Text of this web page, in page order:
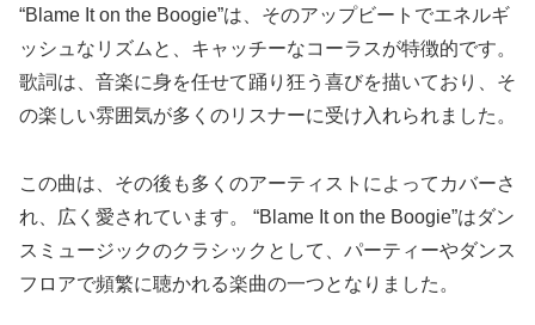
“Blame It on the Boogie”は、そのアップビートでエネルギ
ッシュなリズムと、キャッチーなコーラスが特徴的です。
歌詞は、音楽に身を任せて踊り狂う喜びを描いており、そ
の楽しい雰囲気が多くのリスナーに受け入れられました。
この曲は、その後も多くのアーティストによってカバーさ
れ、広く愛されています。 “Blame It on the Boogie”はダン
スミュージックのクラシックとして、パーティーやダンス
フロアで頻繁に聴かれる楽曲の一つとなりました。